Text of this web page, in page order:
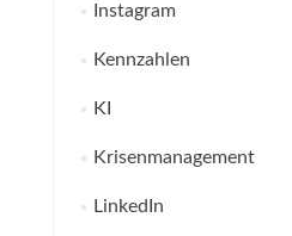
Instagram
Kennzahlen
KI
Krisenmanagement
LinkedIn